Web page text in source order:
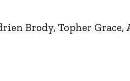
Brody, Topher Grace,